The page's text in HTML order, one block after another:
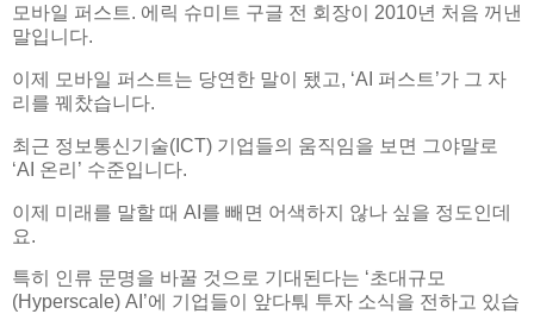
모바일 퍼스트. 에릭 슈미트 구글 전 회장이 2010년 처음 꺼낸
말입니다.
이제 모바일 퍼스트는 당연한 말이 됐고, ‘AI 퍼스트’가 그 자
리를 꿰찼습니다.
최근 정보통신기술(ICT) 기업들의 움직임을 보면 그야말로
‘AI 온리’ 수준입니다.
이제 미래를 말할 때 AI를 빼면 어색하지 않나 싶을 정도인데
요.
특히 인류 문명을 바꿀 것으로 기대된다는 ‘초대규모
(Hyperscale) AI’에 기업들이 앞다퉈 투자 소식을 전하고 있습